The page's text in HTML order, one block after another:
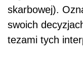
skarbowej).
swoich
tezami tych